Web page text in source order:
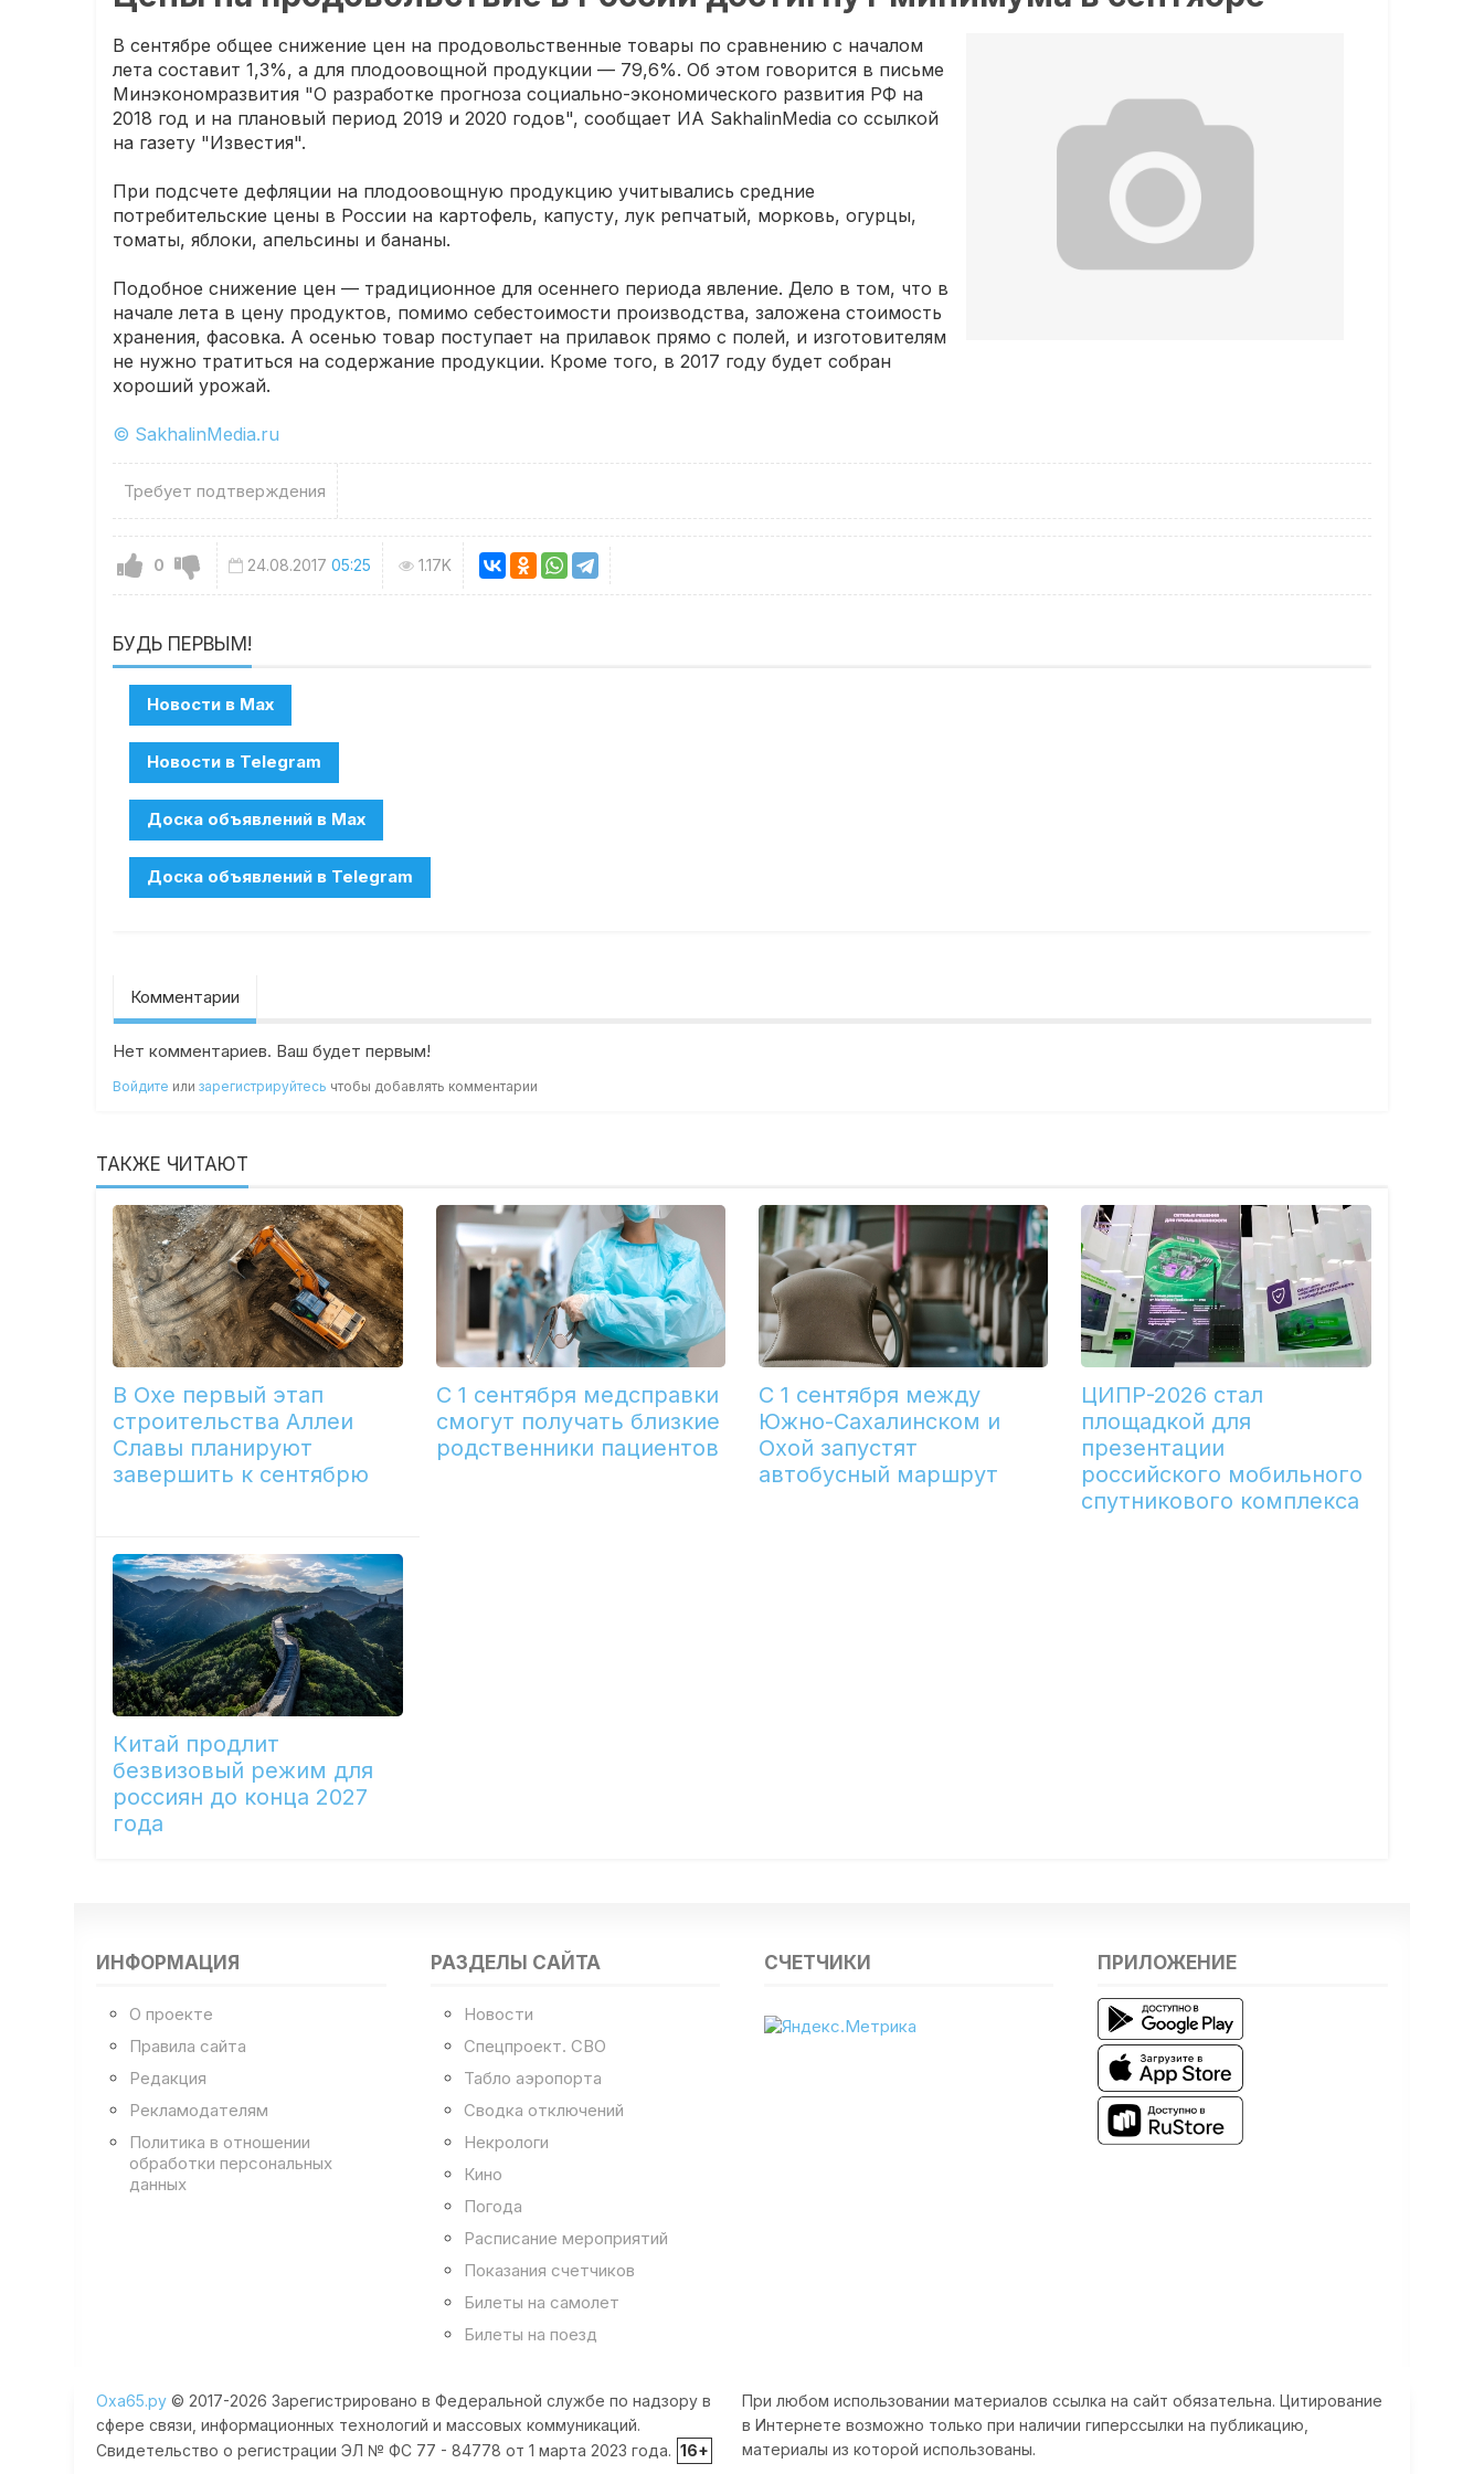
В сентябре общее снижение цен на продовольственные товары по сравнению с началом
лета составит 1,3%, а для плодоовощной продукции — 79,6%. Об этом говорится в письме
Минэкономразвития "О разработке прогноза социально-экономического развития РФ на
2018 год и на плановый период 2019 и 2020 годов", сообщает ИА SakhalinMedia со ссылкой
на газету "Известия".
При подсчете дефляции на плодоовощную продукцию учитывались средние
потребительские цены в России на картофель, капусту, лук репчатый, морковь, огурцы,
томаты, яблоки, апельсины и бананы.
Подобное снижение цен — традиционное для осеннего периода явление. Дело в том, что в
начале лета в цену продуктов, помимо себестоимости производства, заложена стоимость
хранения, фасовка. А осенью товар поступает на прилавок прямо с полей, и изготовителям
не нужно тратиться на содержание продукции. Кроме того, в 2017 году будет собран
хороший урожай.
© SakhalinMedia.ru
Требует подтверждения
0 24.08.2017 05:25 1.17K
БУДЬ ПЕРВЫМ!
Комментарии
Нет комментариев. Ваш будет первым!
Войдите илизарегистрируйтесь чтобы добавлять комментарии
ТАКЖЕ ЧИТАЮТ
В Охе первый этап
строительства Аллеи
Славы планируют
завершить к сентябрю
С 1 сентября медсправки
смогут получать близкие
родственники пациентов
С 1 сентября между
Южно-Сахалинском и
Охой запустят
автобусный маршрут
ЦИПР-2026 стал
площадкой для
презентации
российского мобильного
спутникового комплекса
Китай продлит
безвизовый режим для
россиян до конца 2027
года
ИНФОРМАЦИЯ
О проекте
Правила сайта
Редакция
Рекламодателям
Политика в отношении
обработки персональных
данных
РАЗДЕЛЫ САЙТА
Новости
Спецпроект. СВО
Табло аэропорта
Сводка отключений
Некрологи
Кино
Погода
Расписание мероприятий
Показания счетчиков
Билеты на самолет
Билеты на поезд
СЧЕТЧИКИ ПРИЛОЖЕНИЕ
При любом использовании материалов ссылка на сайт обязательна. Цитирование
в Интернете возможно только при наличии гиперссылки на публикацию,
материалы из которой использованы.
Оха65.ру © 2017-2026 Зарегистрировано в Федеральной службе по надзору в
сфере связи, информационных технологий и массовых коммуникаций.
Свидетельство о регистрации ЭЛ № ФС 77 - 84778 от 1 марта 2023 года. 16+